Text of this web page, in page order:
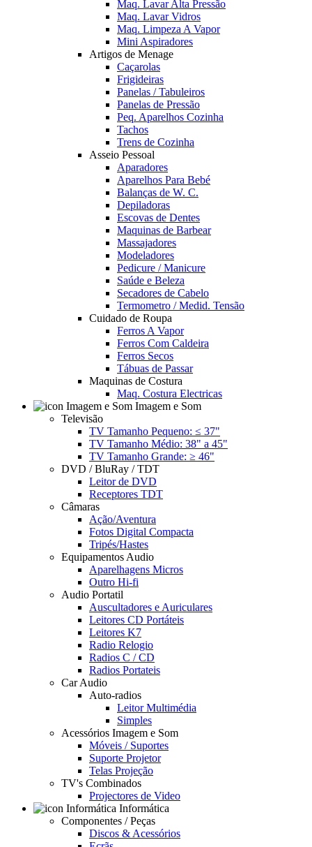
Maq. Lavar Alta Pressão
Maq. Lavar Vidros
Maq. Limpeza A Vapor
Mini Aspiradores
Artigos de Menage
Caçarolas
Frigideiras
Panelas / Tabuleiros
Panelas de Pressão
Peq. Aparelhos Cozinha
Tachos
Trens de Cozinha
Asseio Pessoal
Aparadores
Aparelhos Para Bebé
Balanças de W. C.
Depiladoras
Escovas de Dentes
Maquinas de Barbear
Massajadores
Modeladores
Pedicure / Manicure
Saúde e Beleza
Secadores de Cabelo
Termometro / Medid. Tensão
Cuidado de Roupa
Ferros A Vapor
Ferros Com Caldeira
Ferros Secos
Tábuas de Passar
Maquinas de Costura
Maq. Costura Electricas
Imagem e Som
Televisão
TV Tamanho Pequeno: ≤ 37"
TV Tamanho Médio: 38" a 45"
TV Tamanho Grande: ≥ 46"
DVD / BluRay / TDT
Leitor de DVD
Receptores TDT
Câmaras
Ação/Aventura
Fotos Digital Compacta
Tripés/Hastes
Equipamentos Audio
Aparelhagens Micros
Outro Hi-fi
Audio Portatil
Auscultadores e Auriculares
Leitores CD Portáteis
Leitores K7
Radio Relogio
Radios C / CD
Radios Portateis
Car Audio
Auto-radios
Leitor Multimédia
Simples
Acessórios Imagem e Som
Móveis / Suportes
Suporte Projetor
Telas Projeção
TV's Combinados
Projectores de Video
Informática
Componentes / Peças
Discos & Acessórios